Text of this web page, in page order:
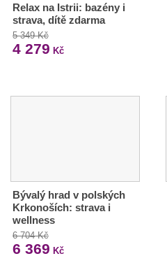
Relax na Istrii: bazény i
strava, dítě zdarma
5 349 Kč
4 279 Kč
Bývalý hrad v polských
Krkonoších: strava i
wellness
6 704 Kč
6 369 Kč